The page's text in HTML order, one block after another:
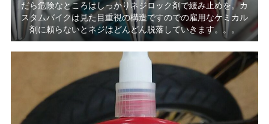
だら危険なところはしっかりネジロック剤で緩み止めを。カ
スタムバイクは見た目重視の構造ですのでの雇用なケミカル
剤に頼らないとネジはどんどん脱落していきます。。。